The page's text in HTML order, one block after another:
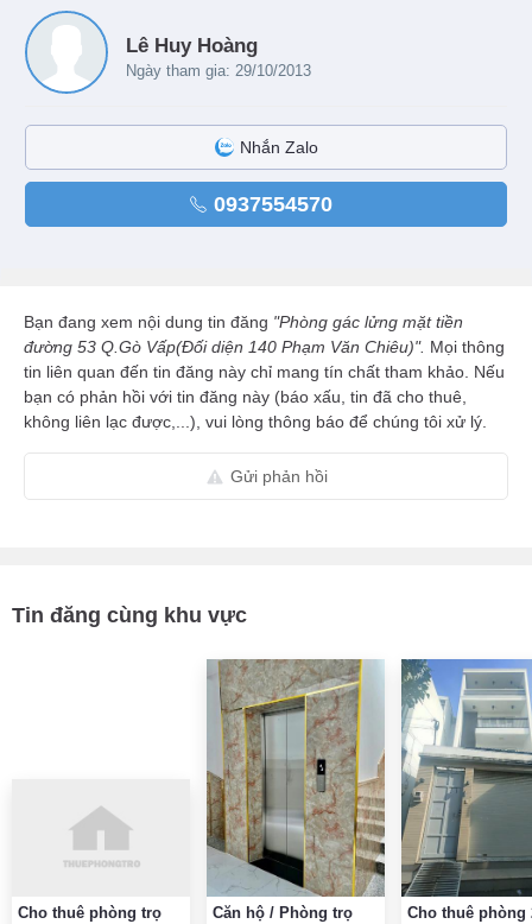
Lê Huy Hoàng
Ngày tham gia: 29/10/2013
Nhắn Zalo
0937554570
Bạn đang xem nội dung tin đăng "Phòng gác lửng mặt tiền
đường 53 Q.Gò Vấp(Đối diện 140 Phạm Văn Chiêu)". Mọi thông
tin liên quan đến tin đăng này chỉ mang tín chất tham khảo. Nếu
bạn có phản hồi với tin đăng này (báo xấu, tin đã cho thuê,
không liên lạc được,...), vui lòng thông báo để chúng tôi xử lý.
Gửi phản hồi
Tin đăng cùng khu vực
Cho thuê phòng trọ
Căn hộ / Phòng trọ
Cho thuê phòng